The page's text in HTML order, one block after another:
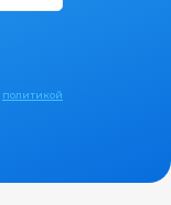
политикой